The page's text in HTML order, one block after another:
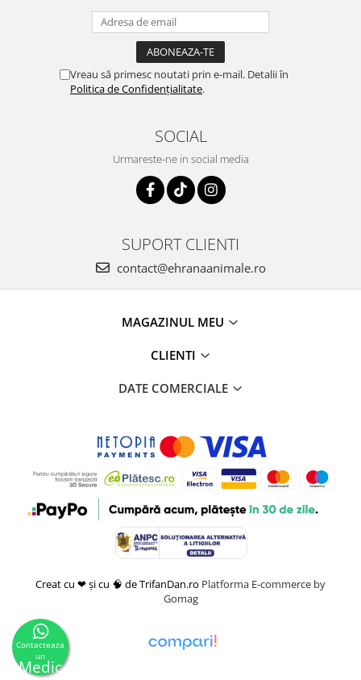
Vreau să primesc noutati prin e-mail. Detalii în
Politica de Confidențialitate.
SOCIAL
Urmareste-ne in social media
SUPORT CLIENTI
contact@ehranaanimale.ro
MAGAZINUL MEU
CLIENTI
DATE COMERCIALE
Creat cu ❤ și cu 🧠 de TrifanDan.ro Platforma E-commerce by
Gomag
Contacteaza
un
Medic